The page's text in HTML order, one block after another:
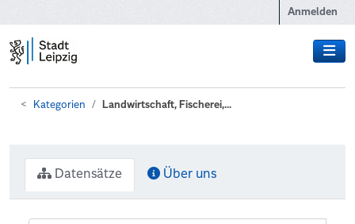
Anmelden
Kategorien Landwirtschaft, Fischerei,...
Datensätze Über uns